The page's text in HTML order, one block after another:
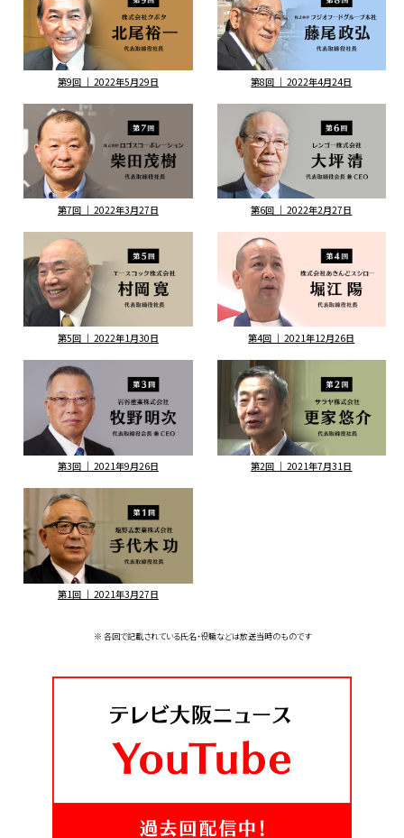
第9回 ｜ 2022年5月29日 第8回 ｜ 2022年4月24日
第7回 ｜ 2022年3月27日 第6回 ｜ 2022年2月27日
第5回 ｜ 2022年1月30日 第4回 ｜ 2021年12月26日
第3回 ｜ 2021年9月26日 第2回 ｜ 2021年7月31日
第1回 ｜ 2021年3月27日
※ 各回で記載されている氏名・役職などは放送当時のものです